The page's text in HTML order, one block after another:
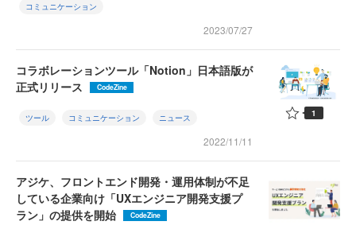
コミュニケーション
2023/07/27
コラボレーションツール「Notion」日本語版が
正式リリース
CodeZine
ツール コミュニケーション ニュース
2022/11/11
1
アジケ、フロントエンド開発・運用体制が不足
している企業向け「UXエンジニア開発支援プ
ラン」の提供を開始
CodeZine